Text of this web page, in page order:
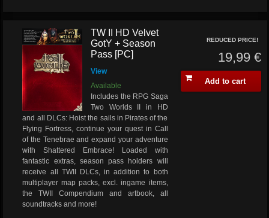
TW II HD Velvet
GotY + Season
Pass [PC]
View
Available
Includes the RPG Saga
Two Worlds II in HD
and all DLCs: Hoist the sails in Pirates of the
Flying Fortress, continue your quest in Call
of the Tenebrae and expand your adventure
with Shattered Embrace! Loaded with
fantastic extras, season pass holders will
receive all TWII DLCs, in addition to both
multiplayer map packs, excl. ingame items,
the TWII Compendium and artbook, all
soundtracks and more!
REDUCED PRICE!
19,99 €
Add to cart